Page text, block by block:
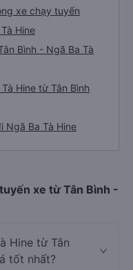
xe chạy tuyến
Hine
Bình - Ngã Ba Tà
Hine từ Tân Bình
Ngã Ba Tà Hine
xe từ Tân Bình -
Hine từ Tân
tốt nhất?